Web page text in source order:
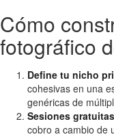
Cómo
fotográfico
Define tu nicho
cohesivas en una
genéricas de
Sesiones
cobro a cambio de